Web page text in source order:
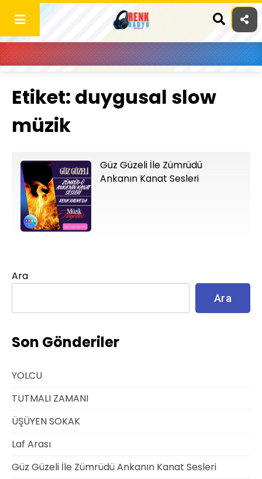
content
Etiket: duygusal slow
müzik
Güz Güzeli İle Zümrüdü
Ankanın Kanat Sesleri
Ara
Ara
Son Gönderiler
YOLCU
TUTMALI ZAMANI
ÜŞÜYEN SOKAK
Laf Arası
Güz Güzeli İle Zümrüdü Ankanın Kanat Sesleri